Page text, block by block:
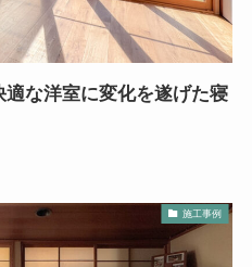
な洋室に変化を遂げた寝
施工事例